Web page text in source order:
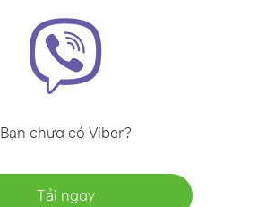
Bạn chưa có Viber?
Tải ngay